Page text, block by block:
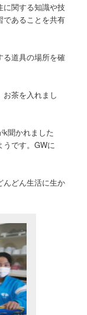
に関する知識や技
であることを共有
る道具の場所を確
お茶を入れまし
k聞かれました
です。GWに
んどん生活に生か